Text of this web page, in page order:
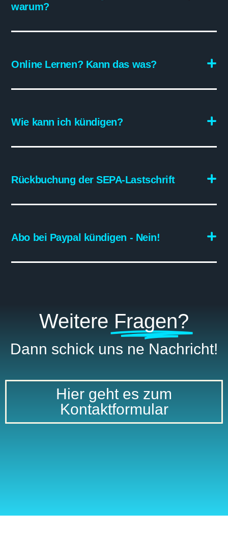
warum?
Online Lernen? Kann das was?
Wie kann ich kündigen?
Rückbuchung der SEPA-Lastschrift
Abo bei Paypal kündigen - Nein!
Weitere Fragen?
Dann schick uns ne Nachricht!
Hier geht es zum
Kontaktformular